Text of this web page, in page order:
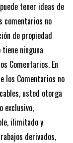
tener ideas de
comentarios no
de propiedad
ninguna
Comentarios. En
los Comentarios no
usted otorga
exclusivo,
ilimitado y
derivados,